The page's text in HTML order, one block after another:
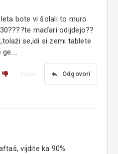
bote vi šolali to muro
maďari odijdejo??
se,idi si zemi tablete
reply Odgovori
Prijavi
vijdite ka 90%